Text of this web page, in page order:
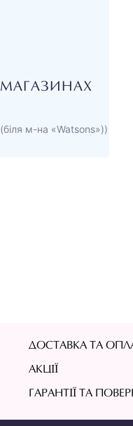
МАГАЗИНАХ
м-на «Watsons»))
ДОСТАВКА ТА
АКЦІЇ
ГАРАНТІЇ ТА